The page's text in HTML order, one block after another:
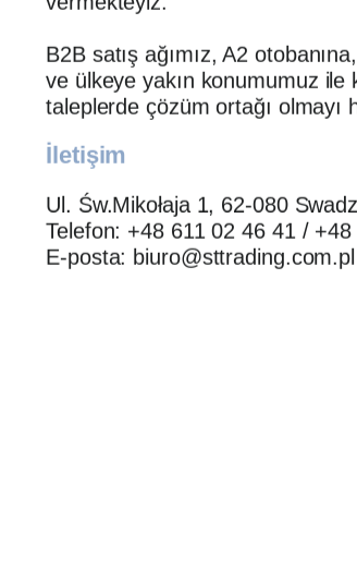
B2B satış ağımız, A2
ve ülkeye yakın konumumuz ile
taleplerde çözüm ortağı olmayı
İletişim
Ul. Św.Mikołaja 1, 62-080
Telefon: +48 611 02 46 41 /
E-posta: biuro@sttrading.com.pl